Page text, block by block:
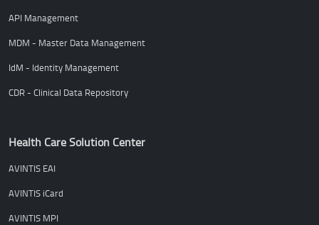
API Management
MDM - Master Data Management
IdM - Identity Management
CDR - Clinical Data Repository
Health Care Solution Center
AVINTIS EAI
AVINTIS iCard
AVINTIS MPI